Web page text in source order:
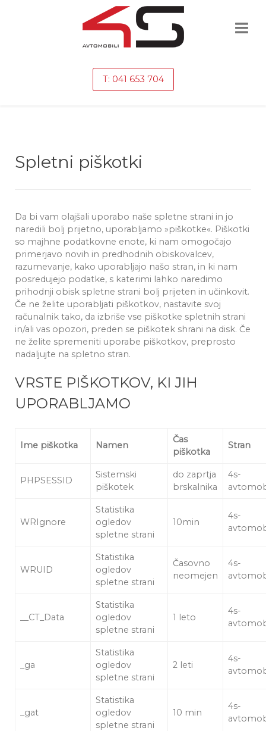
T: 041 653 704
Spletni piškotki
Da bi vam olajšali uporabo naše spletne strani in jo
naredili bolj prijetno, uporabljamo »piškotke«. Piškotki
so majhne podatkovne enote, ki nam omogočajo
primerjavo novih in predhodnih obiskovalcev,
razumevanje, kako uporabljajo našo stran, in ki nam
posredujejo podatke, s katerimi lahko naredimo
prihodnji obisk spletne strani bolj prijeten in učinkovit.
Če ne želite uporabljati piškotkov, nastavite svoj
računalnik tako, da izbriše vse piškotke spletnih strani
in/ali vas opozori, preden se piškotek shrani na disk. Če
ne želite spremeniti uporabe piškotkov, preprosto
nadaljujte na spletno stran.
VRSTE PIŠKOTKOV, KI JIH
UPORABLJAMO
Ime piškotka Namen
Čas
piškotka
Stran
PHPSESSID
Sistemski
piškotek
do zaprtja
brskalnika
4s-
WRIgnore
Statistika
ogledov
spletne strani
10min
4s-
WRUID
Statistika
ogledov
spletne strani
Časovno
neomejen
4s-
__CT_Data
Statistika
ogledov
spletne strani
1 leto
4s-
_ga
Statistika
ogledov
spletne strani
2 leti
4s-
_gat
Statistika
ogledov
spletne strani
10 min
4s-